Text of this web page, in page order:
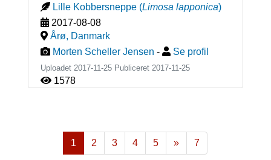
Lille Kobbersneppe (Limosa lapponica)
2017-08-08
Årø, Danmark
Morten Scheller Jensen - Se profil
Uploadet 2017-11-25 Publiceret 2017-11-25
1578
1 2 3 4 5
»
Næste
7